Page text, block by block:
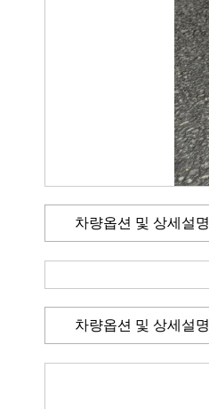
차량옵션 및 상세설명
차량옵션 및 상세설명